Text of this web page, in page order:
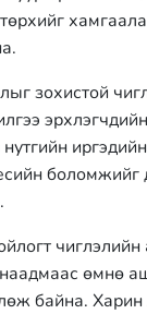
зохистой
боломжийг
чиглэлийн
өмнө
байна.